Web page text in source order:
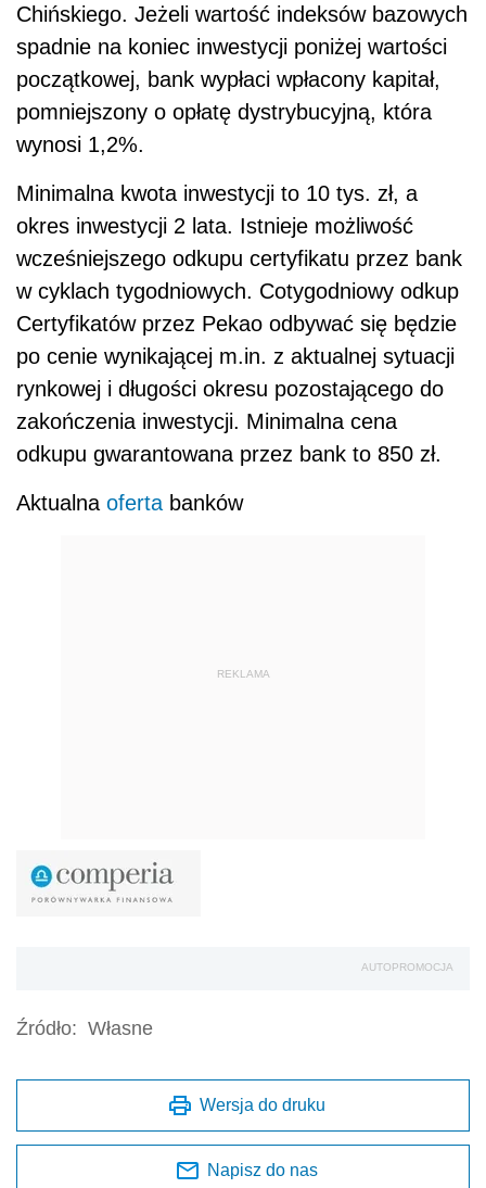
Chińskiego. Jeżeli wartość indeksów bazowych
spadnie na koniec inwestycji poniżej wartości
początkowej, bank wypłaci wpłacony kapitał,
pomniejszony o opłatę dystrybucyjną, która
wynosi 1,2%.
Minimalna kwota inwestycji to 10 tys. zł, a
okres inwestycji 2 lata. Istnieje możliwość
wcześniejszego odkupu certyfikatu przez bank
w cyklach tygodniowych. Cotygodniowy odkup
Certyfikatów przez Pekao odbywać się będzie
po cenie wynikającej m.in. z aktualnej sytuacji
rynkowej i długości okresu pozostającego do
zakończenia inwestycji. Minimalna cena
odkupu gwarantowana przez bank to 850 zł.
Aktualna oferta banków
REKLAMA
AUTOPROMOCJA
Źródło: Własne
Wersja do druku
Napisz do nas